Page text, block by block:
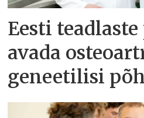
Eesti
avada
geneetilisi